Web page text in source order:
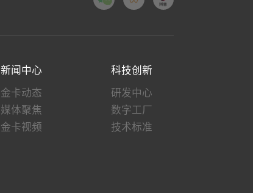
新闻中心
金卡动态
媒体聚焦
金卡视频
科技创新
研发中心
数字工厂
技术标准